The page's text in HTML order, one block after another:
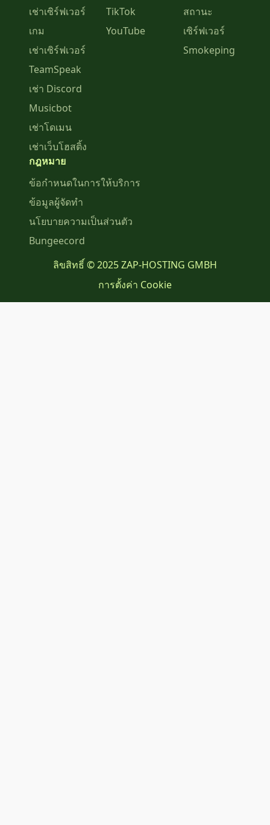
เช่าเซิร์ฟเวอร์
เกม
เช่าเซิร์ฟเวอร์
TeamSpeak
เช่า Discord
Musicbot
เช่าโดเมน
เช่าเว็บโฮสติ้ง
TikTok
YouTube
สถานะ
เซิร์ฟเวอร์
Smokeping
กฎหมาย
ข้อกำหนดในการให้บริการ
ข้อมูลผู้จัดทำ
นโยบายความเป็นส่วนตัว
Bungeecord
ลิขสิทธิ์ © 2025 ZAP-HOSTING GMBH
การตั้งค่า Cookie